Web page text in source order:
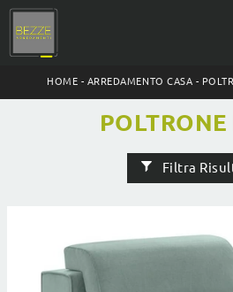
HOME - ARREDAMENTO CASA -
POLTRONE
Filtra